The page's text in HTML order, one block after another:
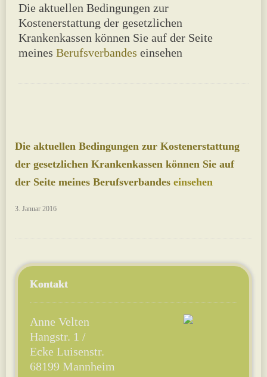
Die aktuellen Bedingungen zur
Kostenerstattung der gesetzlichen
Krankenkassen können Sie auf der Seite
meines Berufsverbandes einsehen
Die aktuellen Bedingungen zur Kostenerstattung
der gesetzlichen Krankenkassen können Sie auf
der Seite meines Berufsverbandes einsehen
3. Januar 2016
Kontakt
Anne Velten
Hangstr. 1 /
Ecke Luisenstr.
68199 Mannheim